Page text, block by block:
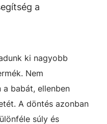
a
ki nagyobb
Nem
babát, ellenben
A döntés azonban
súly és